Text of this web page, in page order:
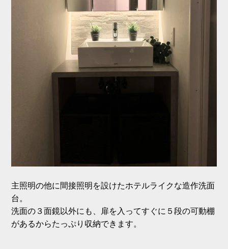
主照明の他に間接照明を設けたホテルライクな造作洗面
台。
洗面の３面鏡以外にも、扉を入ってすぐに５段の可動棚
があるからたっぷり収納できます。